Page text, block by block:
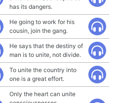
has its dangers.
He going to work for his
cousin, join the gang.
He says that the destiny of
man is to unite, not divide.
To unite the country into
one is a great effort.
Only the heart can unite